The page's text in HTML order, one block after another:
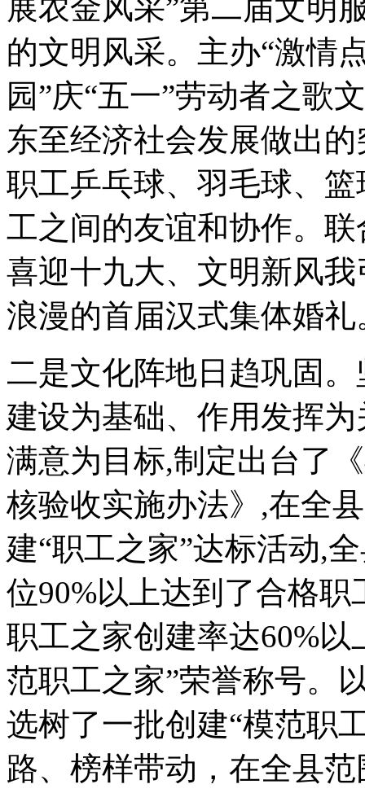
展农金风采”第二届文明
的文明风采。主办“激情
园”庆“五一”劳动者之歌
东至经济社会发展做出
职工乒乓球、羽毛球、
工之间的友谊和协作。
喜迎十九大、文明新风
浪漫的首届汉式集体婚礼
二是文化阵地日趋巩固
建设为基础、作用发挥
满意为目标,制定出台了
核验收实施办法》,在全
建“职工之家”达标活动,
位90%以上达到了合格
职工之家创建率达60%
范职工之家”荣誉称号。
选树了一批创建“模范职
路、榜样带动，在全县